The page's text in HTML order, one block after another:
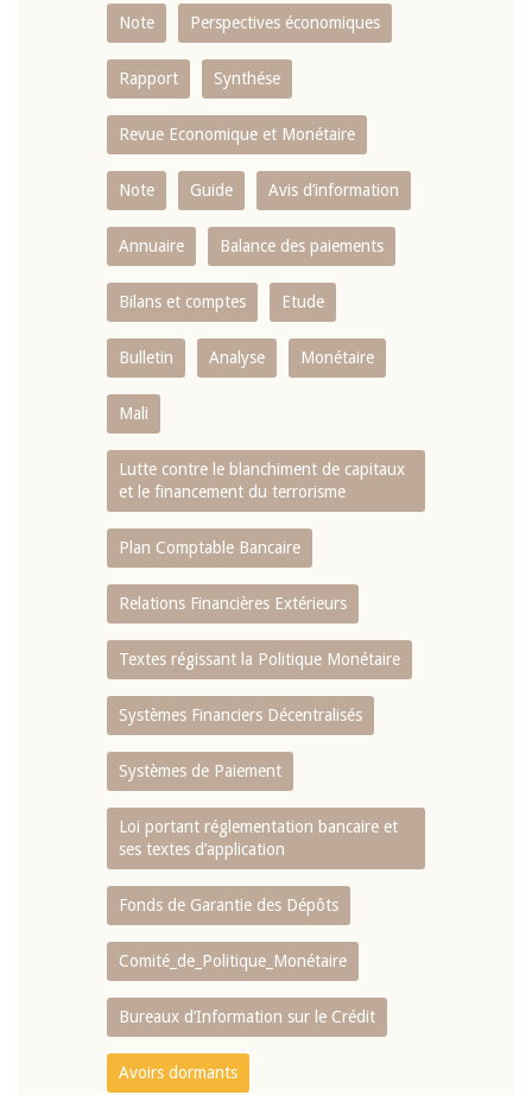
Note Perspectives économiques
Rapport Synthése
Revue Economique et Monétaire
Note Guide Avis d’information
Annuaire Balance des paiements
Bilans et comptes Etude
Bulletin Analyse Monétaire
Mali
Lutte contre le blanchiment de capitaux
et le financement du terrorisme
Plan Comptable Bancaire
Relations Financières Extérieurs
Textes régissant la Politique Monétaire
Systèmes Financiers Décentralisés
Systèmes de Paiement
Loi portant réglementation bancaire et
ses textes d’application
Fonds de Garantie des Dépôts
Comité_de_Politique_Monétaire
Bureaux d’Information sur le Crédit
Avoirs dormants